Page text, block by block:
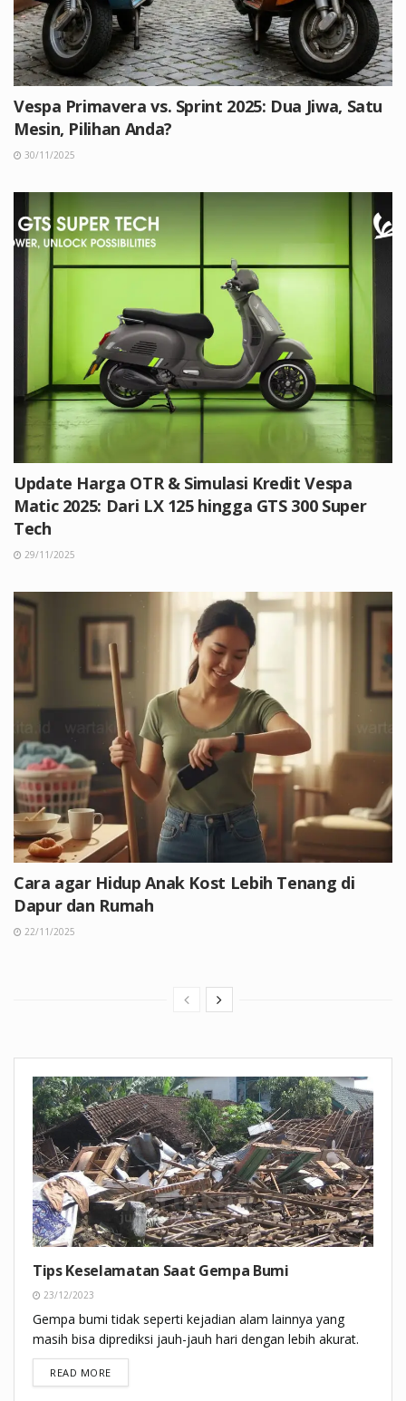
Vespa Primavera vs. Sprint 2025: Dua Jiwa, Satu
Mesin, Pilihan Anda?
30/11/2025
Update Harga OTR & Simulasi Kredit Vespa
Matic 2025: Dari LX 125 hingga GTS 300 Super
Tech
29/11/2025
Cara agar Hidup Anak Kost Lebih Tenang di
Dapur dan Rumah
22/11/2025
Tips Keselamatan Saat Gempa Bumi
23/12/2023
Gempa bumi tidak seperti kejadian alam lainnya yang
masih bisa diprediksi jauh-jauh hari dengan lebih akurat.
READ MOREDETAILS